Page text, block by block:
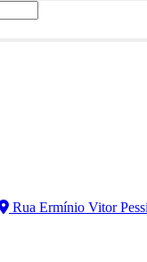
Rua Ermínio Vitor